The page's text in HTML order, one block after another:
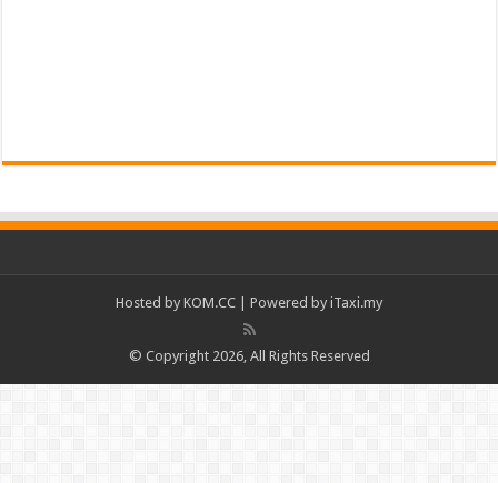
Hosted by KOM.CC | Powered by iTaxi.my
© Copyright 2026, All Rights Reserved